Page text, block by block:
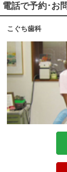
電話で予約･お
こぐち歯科